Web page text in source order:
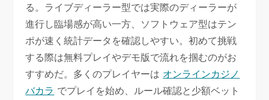
る。ライブディーラー型では実際のディーラーが
進行し臨場感が高い一方、ソフトウェア型はテン
ポが速く統計データを確認しやすい。初めて挑戦
する際は無料プレイやデモ版で流れを掴むのがお
すすめだ。多くのプレイヤーは オンラインカジノ
バカラ でプレイを始め、ルール確認と少額ベット